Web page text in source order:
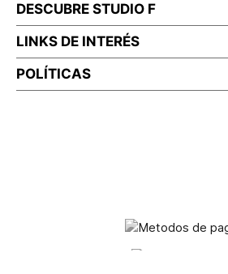
DESCUBRE STUDIO F
LINKS DE INTERÉS
POLÍTICAS